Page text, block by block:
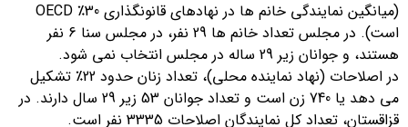
(میانگین نمایندگی خانم ها در نهادهای قانونگذاری 30٪ OECD
است). در مجلس تعداد خانم ها 29 نفر، در مجلس سنا 6 نفر
هستند، و جوانان زیر 29 ساله در مجلس انتخاب نمی شود.
در اصلاحات (نهاد نماینده محلی)، تعداد زنان حدود 22٪ تشکیل
می دهد یا 740 زن است و تعداد جوانان 53 زیر 29 سال دارند. در
قزاقستان، تعداد کل نمایندگان اصلاحات 3335 نفر است.